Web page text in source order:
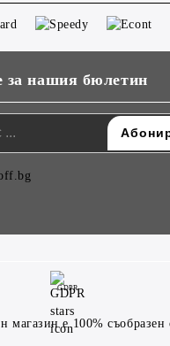
за нашия бюлетин
GDPR
магазин е 100% съобразен